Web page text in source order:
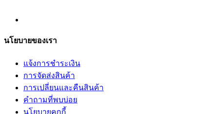
นโยบายของเรา
แจ้งการชำระเงิน
การจัดส่งสินค้า
การเปลี่ยนและคืนสินค้า
คำถามที่พบบ่อย
นโยบายคุกกี้